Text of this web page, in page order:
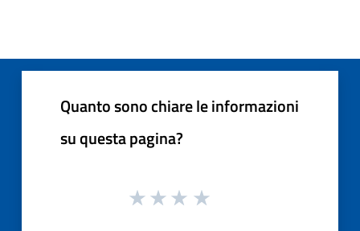
Quanto sono chiare le informazioni
su questa pagina?